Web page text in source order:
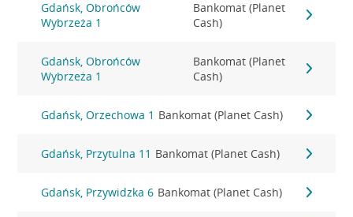
Gdańsk, Obrońców
Wybrzeża 1
Bankomat (Planet
Cash)
Gdańsk, Obrońców
Wybrzeża 1
Bankomat (Planet
Cash)
Gdańsk, Orzechowa 1 Bankomat (Planet Cash)
Gdańsk, Przytulna 11 Bankomat (Planet Cash)
Gdańsk, Przywidzka 6 Bankomat (Planet Cash)